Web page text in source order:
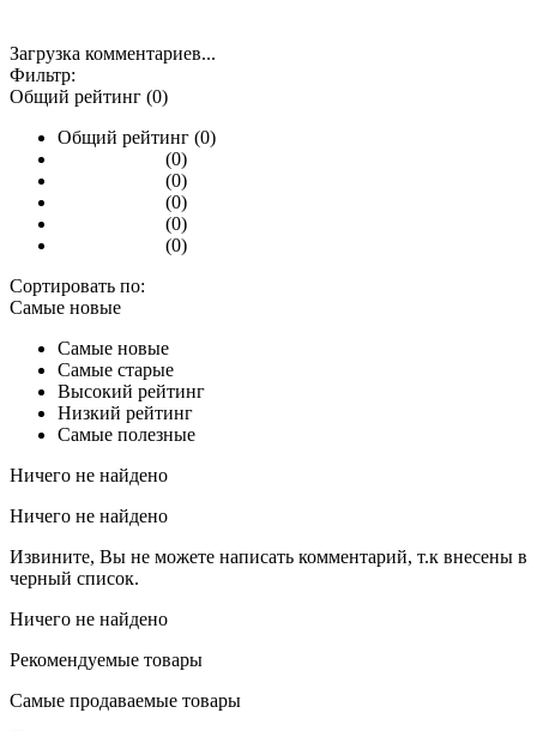
Загрузка комментариев...
Фильтр:
Общий рейтинг (0)
Общий рейтинг (0)
(0)
(0)
(0)
(0)
(0)
Сортировать по:
Самые новые
Самые новые
Самые старые
Высокий рейтинг
Низкий рейтинг
Самые полезные
Ничего не найдено
Ничего не найдено
Извините, Вы не можете написать комментарий, т.к внесены в
черный список.
Ничего не найдено
Рекомендуемые товары
Самые продаваемые товары